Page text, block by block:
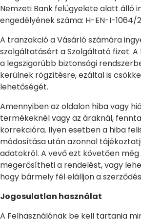
Nemzeti Bank felügyelete alatt álló
engedélyének száma: H-EN-I-1064/
A tranzakció a Vásárló számára
szolgáltatásért a Szolgáltató fizet.
a legszigorúbb biztonsági
kerülnek rögzítésre, ezáltal is
lehetőségét.
Amennyiben az oldalon hiba vagy
termékeknél vagy az áraknál,
korrekcióra. Ilyen esetben a hiba
módosítása után azonnal
adatokról. A vevő ezt követően még
megerősítheti a rendelést, vagy
hogy bármely fél elálljon a
Jogosulatlan használat
A Felhasználónak be kell tartania